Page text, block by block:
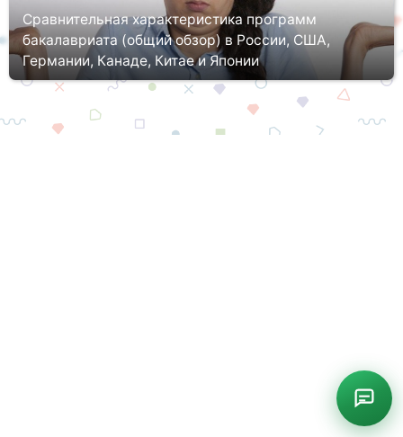
Сравнительная характеристика программ
бакалавриата (общий обзор) в России, США,
Германии, Канаде, Китае и Японии
Система образования в каждом государстве по-своему
уникальна. Сегодня мы предлагаем рассмотреть Вам
специфику обучения по программам бакалавриата в разных